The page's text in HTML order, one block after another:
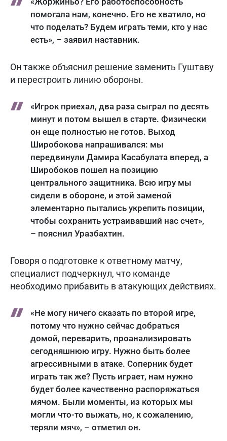
помогала нам, конечно. Его не хватило, но
что поделать? Будем играть теми, кто у нас
есть», – заявил наставник.
Он также объяснил решение заменить Гуштаву
и перестроить линию обороны.
«Игрок приехал, два раза сыграл по десять
минут и потом вышел в старте. Физически
он еще полностью не готов. Выход
Широбокова напрашивался: мы
передвинули Дамира Касабулата вперед, а
Широбоков пошел на позицию
центрального защитника. Всю игру мы
сидели в обороне, и этой заменой
элементарно пытались укрепить позиции,
чтобы сохранить устраивавший нас счет»,
– пояснил Уразбахтин.
Говоря о подготовке к ответному матчу,
специалист подчеркнул, что команде
необходимо прибавить в атакующих действиях.
«Не могу ничего сказать по второй игре,
потому что нужно сейчас добраться
домой, переварить, проанализировать
сегодняшнюю игру. Нужно быть более
агрессивными в атаке. Соперник будет
играть так же? Пусть играет, нам нужно
будет более качественно распоряжаться
мячом. Были моменты, из которых мы
могли что-то выжать, но, к сожалению,
теряли мяч», – отметил он.